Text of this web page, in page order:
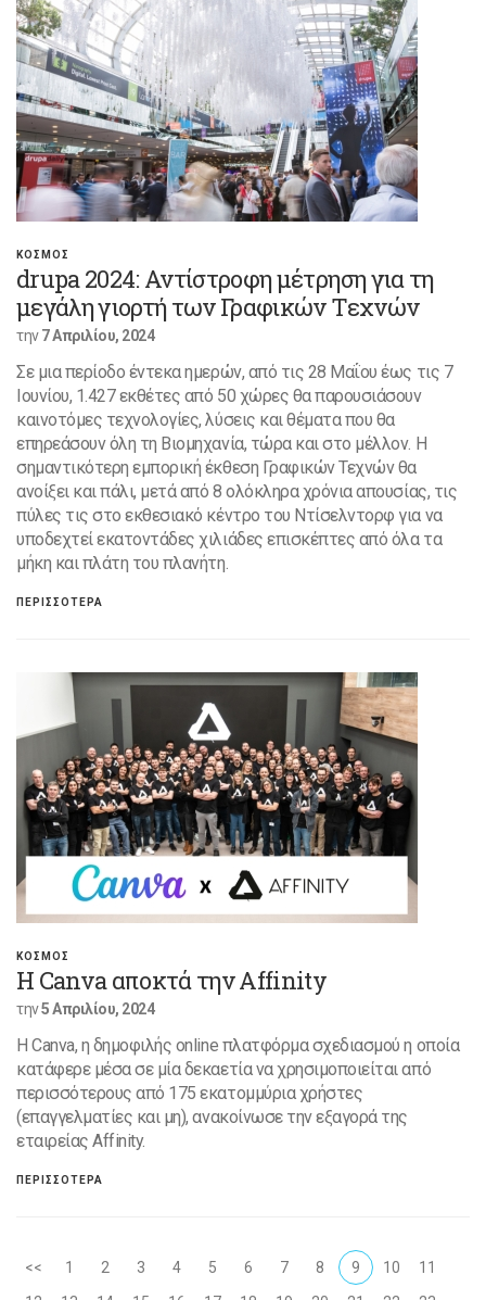
ΚΟΣΜΟΣ
drupa 2024: Αντίστροφη μέτρηση για τη
μεγάλη γιορτή των Γραφικών Τεχνών
την7 Απριλίου, 2024
Σε μια περίοδο έντεκα ημερών, από τις 28 Μαΐου έως τις 7
Ιουνίου, 1.427 εκθέτες από 50 χώρες θα παρουσιάσουν
καινοτόμες τεχνολογίες, λύσεις και θέματα που θα
επηρεάσουν όλη τη Βιομηχανία, τώρα και στο μέλλον. Η
σημαντικότερη εμπορική έκθεση Γραφικών Τεχνών θα
ανοίξει και πάλι, μετά από 8 ολόκληρα χρόνια απουσίας, τις
πύλες τις στο εκθεσιακό κέντρο του Ντίσελντορφ για να
υποδεχτεί εκατοντάδες χιλιάδες επισκέπτες από όλα τα
μήκη και πλάτη του πλανήτη.
ΠΕΡΙΣΣΟΤΕΡΑ
ΚΟΣΜΟΣ
Η Canva αποκτά την Affinity
την5 Απριλίου, 2024
Η Canva, η δημοφιλής online πλατφόρμα σχεδιασμού η οποία
κατάφερε μέσα σε μία δεκαετία να χρησιμοποιείται από
περισσότερους από 175 εκατομμύρια χρήστες
(επαγγελματίες και μη), ανακοίνωσε την εξαγορά της
εταιρείας Affinity.
ΠΕΡΙΣΣΟΤΕΡΑ
<< 1 2 3 4 5 6 7 8 9 10
11